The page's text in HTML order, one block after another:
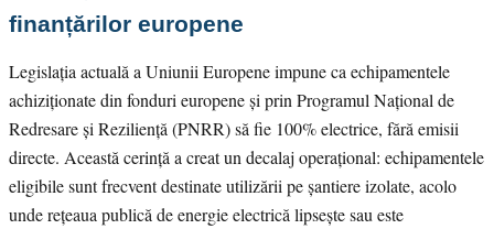
finanțărilor europene
Legislația actuală a Uniunii Europene impune ca echipamentele
achiziționate din fonduri europene și prin Programul Național de
Redresare și Reziliență (PNRR) să fie 100% electrice, fără emisii
directe. Această cerință a creat un decalaj operațional: echipamentele
eligibile sunt frecvent destinate utilizării pe șantiere izolate, acolo
unde rețeaua publică de energie electrică lipsește sau este